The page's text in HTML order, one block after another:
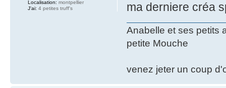
ma derniere créa
Anabelle et ses petits
petite Mouche
venez jeter un coup
Localisation: montpellier
J'ai: 4 petites truff's